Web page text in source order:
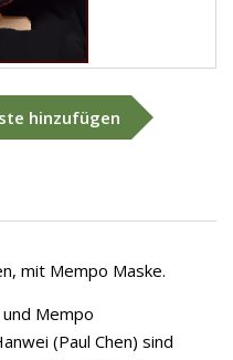
hinzufügen
mit Mempo Maske.
Mempo
(Paul Chen) sind